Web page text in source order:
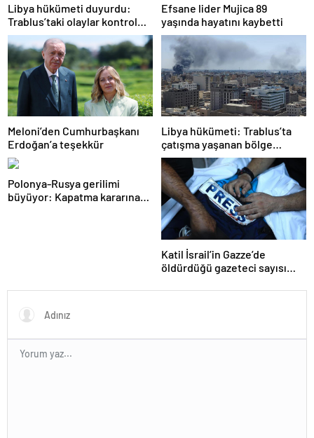
Libya hükümeti duyurdu:
Trablus’taki olaylar kontrol
altında
Efsane lider Mujica 89
yaşında hayatını kaybetti
Meloni’den Cumhurbaşkanı
Erdoğan’a teşekkür
Libya hükümeti: Trablus’ta
çatışma yaşanan bölge
kontrol altında
Polonya-Rusya gerilimi
büyüyor: Kapatma kararına
Katil İsrail’in Gazze’de
öldürdüğü gazeteci sayısı